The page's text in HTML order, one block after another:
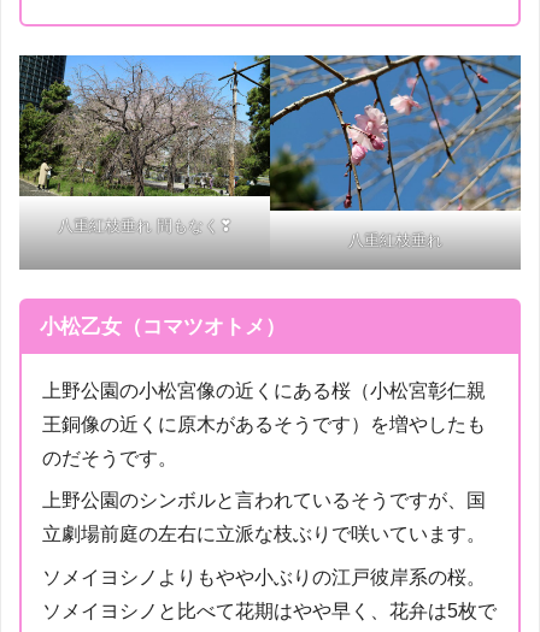
八重紅枝垂れ 間もなく❣
八重紅枝垂れ
小松乙女（コマツオトメ）
上野公園の小松宮像の近くにある桜（小松宮彰仁親
王銅像の近くに原木があるそうです）を増やしたも
のだそうです。
上野公園のシンボルと言われているそうですが、国
立劇場前庭の左右に立派な枝ぶりで咲いています。
ソメイヨシノよりもやや小ぶりの江戸彼岸系の桜。
ソメイヨシノと比べて花期はやや早く、花弁は5枚で